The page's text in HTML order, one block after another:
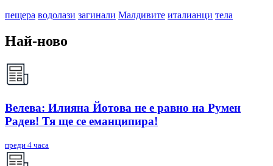
пещера водолази загинали Малдивите италианци тела
Най-ново
Велева: Илияна Йотова не е равно на Румен
Радев! Тя ще се еманципира!
преди 4 часа